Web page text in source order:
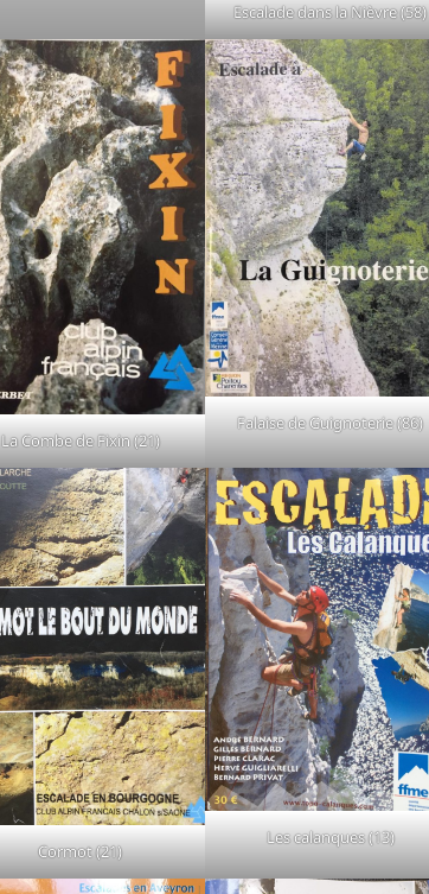
Escalade dans la Nièvre (58)
La Combe de Fixin (21)
Falaise de Guignoterie (86)
Cormot (21)
Les calanques (13)